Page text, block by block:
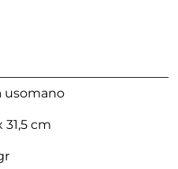
usomano
31,5 cm